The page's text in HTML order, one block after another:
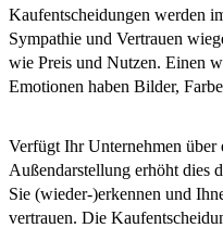
Kaufentscheidungen werden
Sympathie und Vertrauen
wie Preis und Nutzen. Einen
Emotionen haben Bilder,
Verfügt Ihr Unternehmen über
Außendarstellung erhöht dies
Sie (wieder-)erkennen und
vertrauen. Die